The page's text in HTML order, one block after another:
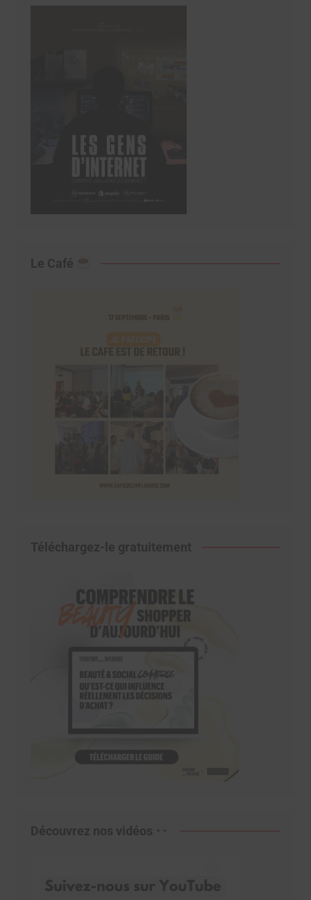
Le Café
Téléchargez-le gratuitement
Découvrez nos vidéos